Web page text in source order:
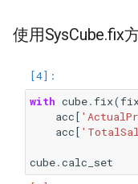
使用SysCube.fix
with cube.fix(
acc[
acc[
cube.calc_set